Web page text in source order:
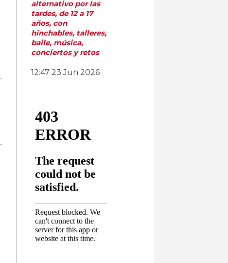
alternativo por las
tardes, de 12 a 17
años, con
hinchables, talleres,
baile, música,
conciertos y retos
12:47 23 Jun 2026